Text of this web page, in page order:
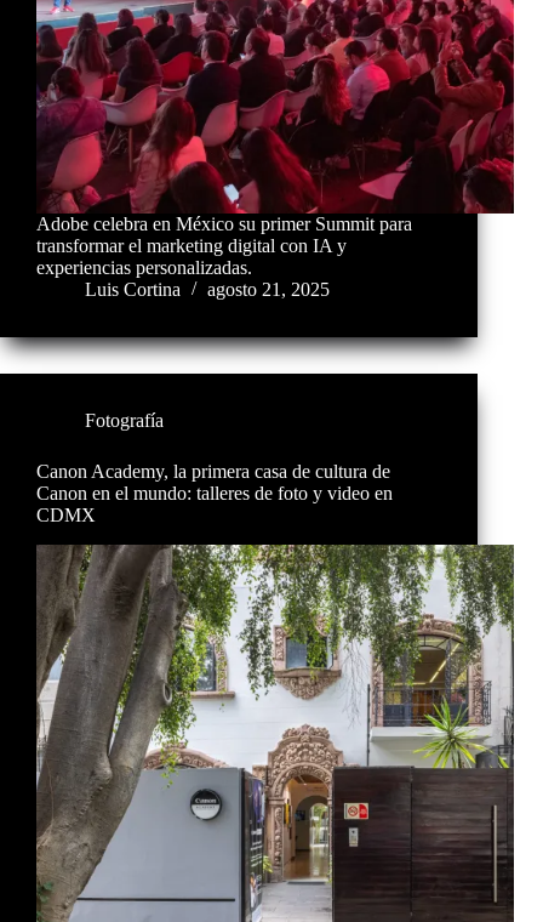
Adobe celebra en México su primer Summit para
transformar el marketing digital con IA y
experiencias personalizadas.
Luis Cortina
agosto 21, 2025
Fotografía
Canon Academy, la primera casa de cultura de
Canon en el mundo: talleres de foto y video en
CDMX